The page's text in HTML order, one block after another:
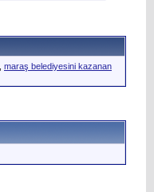
maraş belediyesini kazanan